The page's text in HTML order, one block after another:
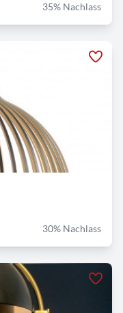
35% Nachlass
30% Nachlass